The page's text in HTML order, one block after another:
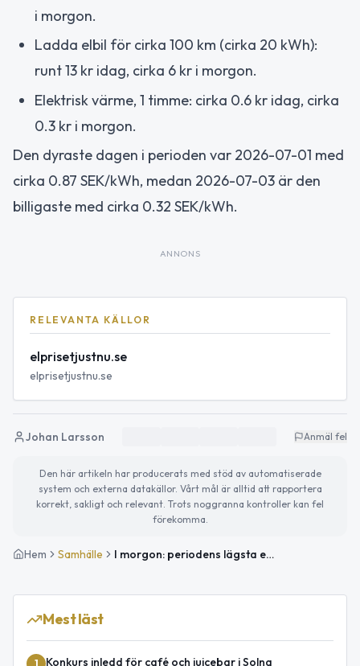
i morgon.
Ladda elbil för cirka 100 km (cirka 20 kWh):
runt 13 kr idag, cirka 6 kr i morgon.
Elektrisk värme, 1 timme: cirka 0.6 kr idag, cirka
0.3 kr i morgon.
Den dyraste dagen i perioden var 2026-07-01 med
cirka 0.87 SEK/kWh, medan 2026-07-03 är den
billigaste med cirka 0.32 SEK/kWh.
ANNONS
RELEVANTA KÄLLOR
elprisetjustnu.se
elprisetjustnu.se
Johan Larsson Anmäl fel
Den här artikeln har producerats med stöd av automatiserade
system och externa datakällor. Vårt mål är alltid att rapportera
korrekt, sakligt och relevant. Trots noggranna kontroller kan fel
förekomma.
Hem Samhälle I morgon: periodens lägsta elpris i Solna
Mest läst
1 Konkurs inledd för café och juicebar i Solna